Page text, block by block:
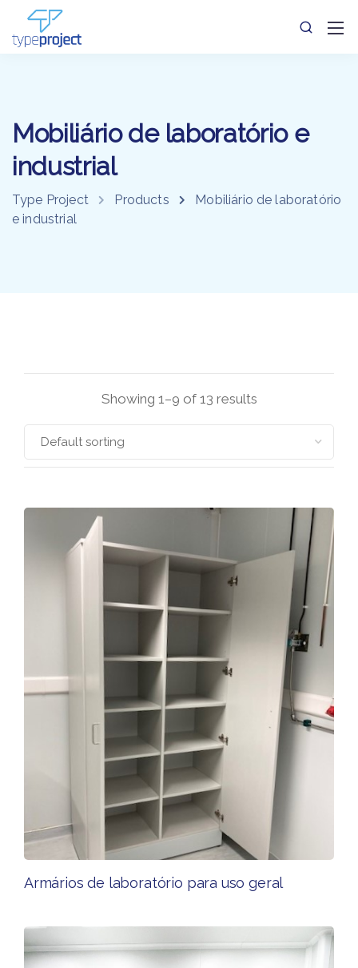
Mobiliário de laboratório e
industrial
Type Project Products
Mobiliário de laboratório
e industrial
Showing 1–9 of 13 results
Armários de laboratório para uso geral​